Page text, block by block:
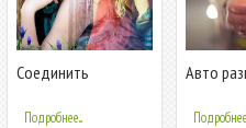
Соединить
Подробнее...
Авто